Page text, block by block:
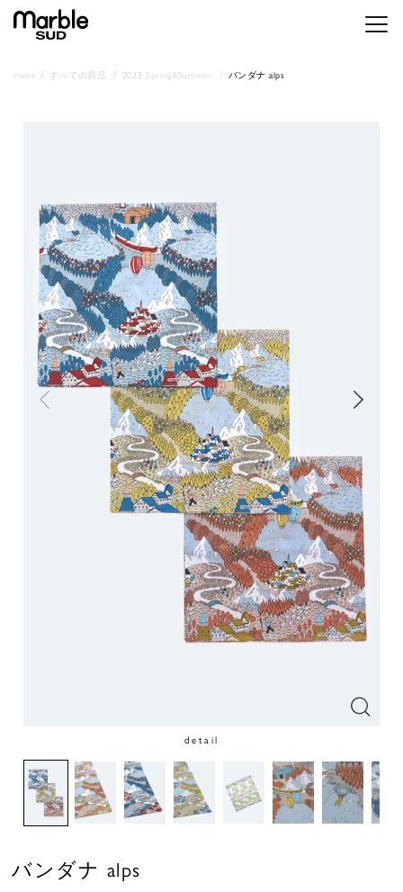
メニ
home すべての商品 2023 Spring&Summer バンダナ alps
detail
バンダナ alps